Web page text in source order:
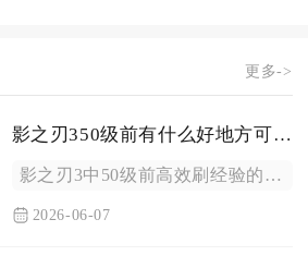
更多->
影之刃350级前有什么好地方可以刷经验
影之刃3中50级前高效刷经验的核心地点为主线高难关卡、特定破...
2026-06-07